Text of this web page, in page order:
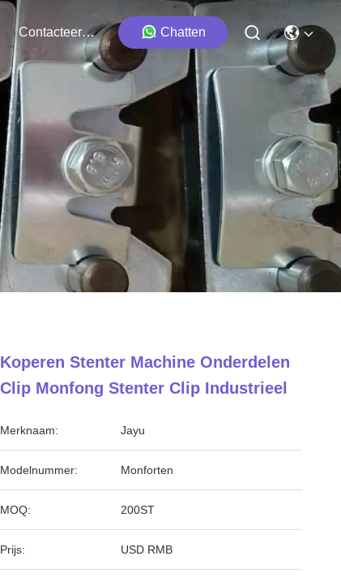
Contacteer Ons Chatten
Koperen Stenter Machine Onderdelen
Clip Monfong Stenter Clip Industrieel
Merknaam: Jayu
Modelnummer: Monforten
MOQ: 200ST
Prijs: USD RMB